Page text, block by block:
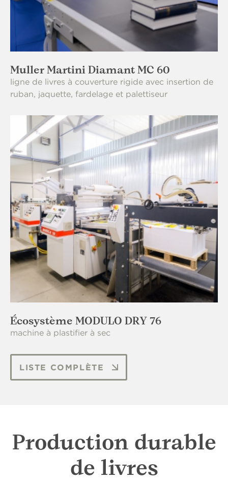
Muller Martini Diamant MC 60
ligne de livres à couverture rigide avec insertion de
ruban, jaquette, fardelage et palettiseur
Écosystème MODULO DRY 76
machine à plastifier à sec
couverture souple
Muller Martini Alegro, ligne de reliure parfaite
LISTE COMPLÈTE
Production durable
de livres